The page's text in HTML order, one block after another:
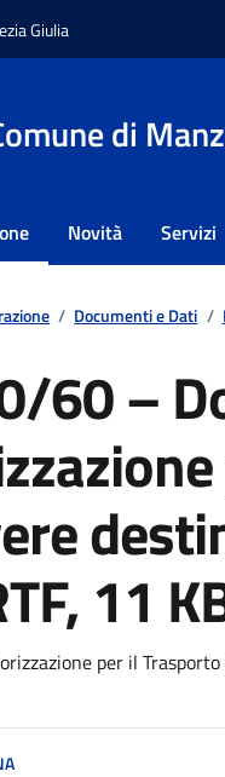
Giulia
di
Novità Servizi
/ Documenti e Dati /
60 –
11
per il